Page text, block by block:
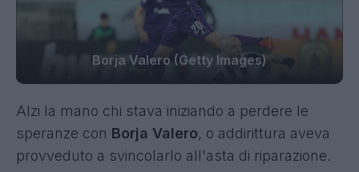
Borja Valero (Getty Images)
Alzi la mano chi stava iniziando a perdere le
speranze con Borja Valero, o addirittura aveva
provveduto a svincolarlo all'asta di riparazione.